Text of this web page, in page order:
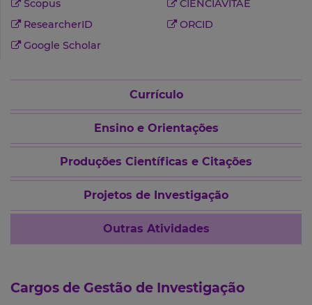
Scopus
CIÊNCIAVITAE
ResearcherID
ORCID
Google Scholar
Currículo
Ensino e Orientações
Produções Científicas e Citações
Projetos de Investigação
Outras Atividades
Cargos de Gestão de Investigação